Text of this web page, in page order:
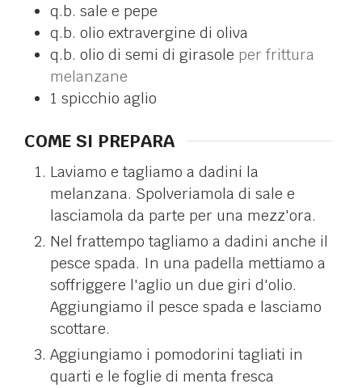
q.b. sale e pepe
q.b. olio extravergine di oliva
q.b. olio di semi di girasole per frittura
melanzane
1 spicchio aglio
COME SI PREPARA
Laviamo e tagliamo a dadini la
melanzana. Spolveriamola di sale e
lasciamola da parte per una mezz'ora.
Nel frattempo tagliamo a dadini anche il
pesce spada. In una padella mettiamo a
soffriggere l'aglio un due giri d'olio.
Aggiungiamo il pesce spada e lasciamo
scottare.
Aggiungiamo i pomodorini tagliati in
quarti e le foglie di menta fresca